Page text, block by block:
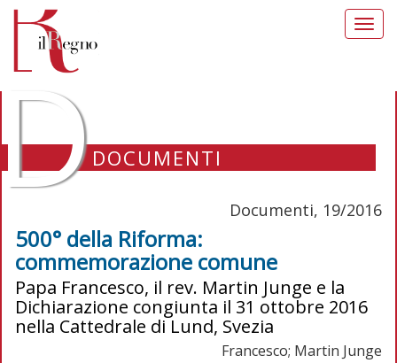
DOCUMENTI
Documenti, 19/2016
500° della Riforma:
commemorazione comune
Papa Francesco, il rev. Martin Junge e la
Dichiarazione congiunta il 31 ottobre 2016
nella Cattedrale di Lund, Svezia
Francesco; Martin Junge